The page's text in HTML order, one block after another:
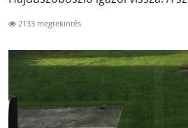
2133 megtekintés